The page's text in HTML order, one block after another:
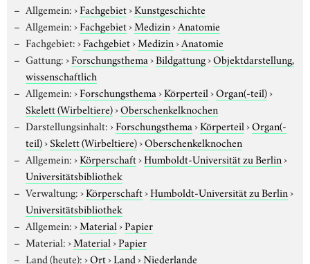
Allgemein:›Fachgebiet›Kunstgeschichte
Allgemein:›Fachgebiet›Medizin›Anatomie
Fachgebiet:›Fachgebiet›Medizin›Anatomie
Gattung:›Forschungsthema›Bildgattung›Objektdarstellung,
wissenschaftlich
Allgemein:›Forschungsthema›Körperteil›Organ(-teil)›
Skelett (Wirbeltiere)›Oberschenkelknochen
Darstellungsinhalt:›Forschungsthema›Körperteil›Organ(-
teil)›Skelett (Wirbeltiere)›Oberschenkelknochen
Allgemein:›Körperschaft›Humboldt-Universität zu Berlin›
Universitätsbibliothek
Verwaltung:›Körperschaft›Humboldt-Universität zu Berlin›
Universitätsbibliothek
Allgemein:›Material›Papier
Material:›Material›Papier
Land (heute):›Ort›Land›Niederlande